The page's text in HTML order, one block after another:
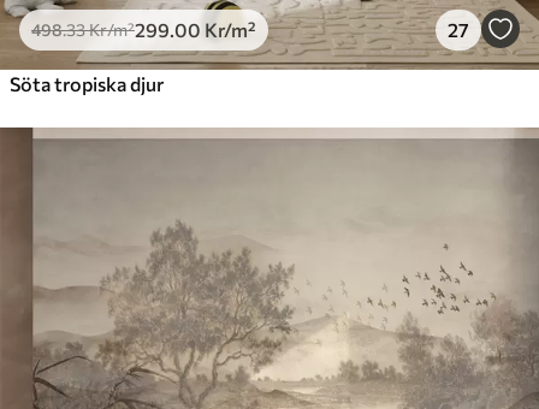
498.33Kr/m²299.00 Kr/m² 27
Söta tropiska djur